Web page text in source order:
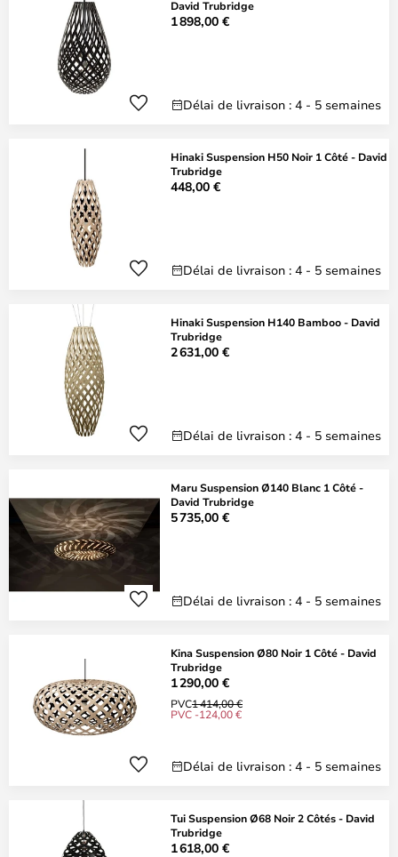
David Trubridge
1 898,00 €
Délai de livraison : 4 - 5 semaines
Hinaki Suspension H50 Noir 1 Côté - David
Trubridge
448,00 €
Délai de livraison : 4 - 5 semaines
Hinaki Suspension H140 Bamboo - David
Trubridge
2 631,00 €
Délai de livraison : 4 - 5 semaines
Maru Suspension Ø140 Blanc 1 Côté -
David Trubridge
5 735,00 €
Délai de livraison : 4 - 5 semaines
Kina Suspension Ø80 Noir 1 Côté - David
Trubridge
1 290,00 €
PVC1 414,00 €
PVC -124,00 €
Délai de livraison : 4 - 5 semaines
Tui Suspension Ø68 Noir 2 Côtés - David
Trubridge
1 618,00 €